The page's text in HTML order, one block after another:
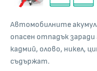
Автомобилните
опасен отпадък
кадмий, олово, никел,
съдържат.